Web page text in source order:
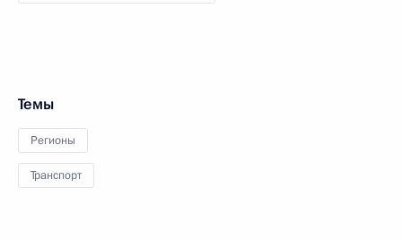
Темы
Регионы
Транспорт